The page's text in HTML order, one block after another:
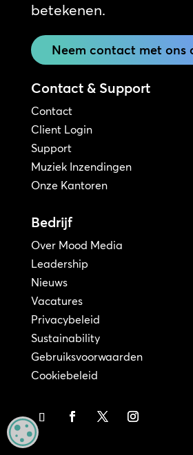
betekenen.
Neem contact met ons
Contact & Support
Contact
Client Login
Support
Muziek Inzendingen
Onze Kantoren
Bedrijf
Over Mood Media
Leadership
Nieuws
Vacatures
Privacybeleid
Sustainability
Gebruiksvoorwaarden
Cookiebeleid
MANAGE PRIVACY